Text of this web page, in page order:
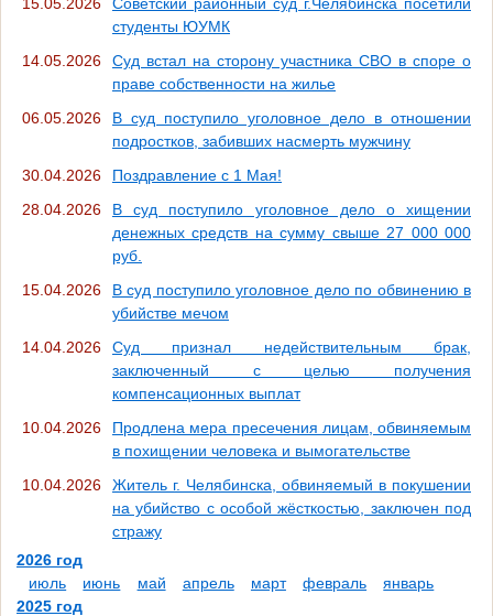
студенты ЮУМК
14.05.2026
Суд встал на сторону участника СВО в споре о
праве собственности на жилье
06.05.2026
В суд поступило уголовное дело в отношении
подростков, забивших насмерть мужчину
30.04.2026
Поздравление с 1 Мая!
28.04.2026
В суд поступило уголовное дело о хищении
денежных средств на сумму свыше 27 000 000
руб.
15.04.2026
В суд поступило уголовное дело по обвинению в
убийстве мечом
14.04.2026
Суд признал недействительным брак,
заключенный с целью получения
компенсационных выплат
10.04.2026
Продлена мера пресечения лицам, обвиняемым
в похищении человека и вымогательстве
10.04.2026
Житель г. Челябинска, обвиняемый в покушении
на убийство с особой жёсткостью, заключен под
стражу
2026 год
июль
июнь май апрель март февраль
январь
2025 год